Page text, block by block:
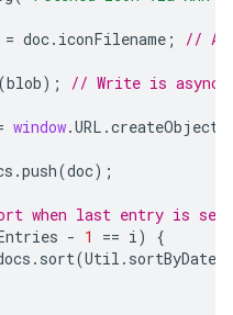
= doc. iconFilename ; //
(blob); // Write is
window.URL .
.push(doc);
when last entry is
- 1 == i)
{
. sort(Util . sortByDate